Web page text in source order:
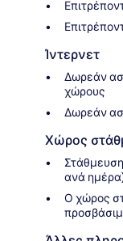
Ίντερνετ
Δωρεάν
χώρους
Δωρεάν
Χώρος
ανά
Ο χώρος